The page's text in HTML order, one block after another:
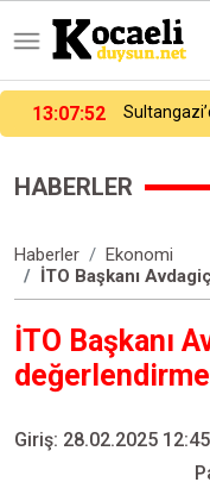
13:01:26 Panelvan
HABERLER
Haberler
Ekonomi
İTO Başkanı
İTO Başkanı
Giriş: 28.02.2025